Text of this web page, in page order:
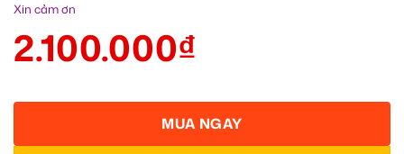
Xin cảm ơn
2.100.000₫
MUA NGAY